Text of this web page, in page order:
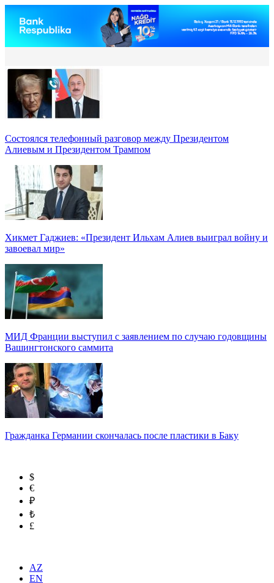
Состоялся телефонный разговор между Президентом
Алиевым и Президентом Трампом
Хикмет Гаджиев: «Президент Ильхам Алиев выиграл войну и
завоевал мир»
МИД Франции выступил с заявлением по случаю годовщины
Вашингтонского саммита
Гражданка Германии скончалась после пластики в Баку
$
€
₽
₺
£
AZ
EN